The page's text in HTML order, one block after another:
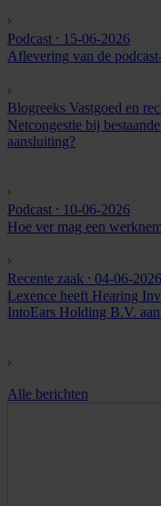
Podcast ⸱ 15-06-2026
Aflevering van de
Blogreeks Vastgoed en
Netcongestie bij
aansluiting?
Podcast ⸱ 10-06-2026
Hoe ver mag een
Recente zaak ⸱ 04-06-2026
Lexence heeft Hearing
IntoEars Holding B.V.
Alle berichten